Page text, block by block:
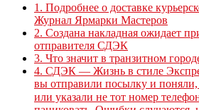
1. Подробнее о доставке
Журнал Ярмарки Мастеров
2. Создана накладная ожидает
отправителя СДЭК
3. Что значит в транзитном
4. СДЭК — Жизнь в стиле
вы отправили посылку и поняли,
или указали не тот номер